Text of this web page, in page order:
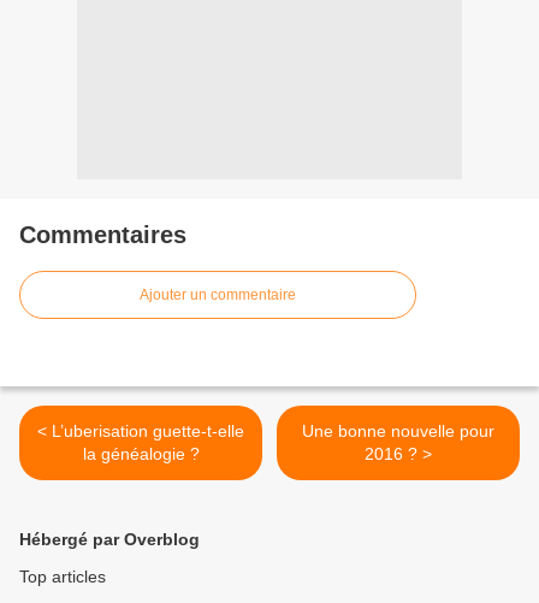
Commentaires
Ajouter un commentaire
< L’uberisation guette-t-elle
la généalogie ?
Une bonne nouvelle pour
2016 ? >
Hébergé par Overblog
Top articles